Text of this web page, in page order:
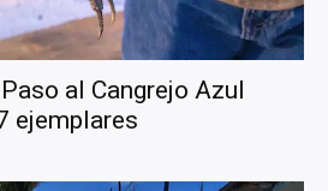
al Cangrejo Azul
ejemplares